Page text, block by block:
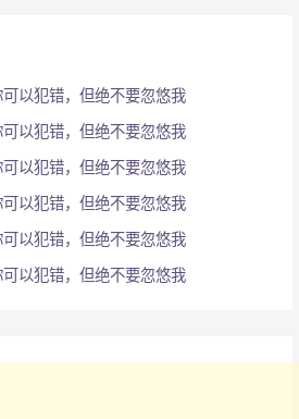
以犯错，但绝不要忽悠我
以犯错，但绝不要忽悠我
以犯错，但绝不要忽悠我
以犯错，但绝不要忽悠我
以犯错，但绝不要忽悠我
以犯错，但绝不要忽悠我